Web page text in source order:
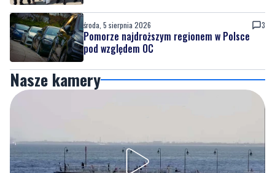
środa, 5 sierpnia 2026 3
Pomorze najdroższym regionem w Polsce
pod względem OC
Nasze kamery